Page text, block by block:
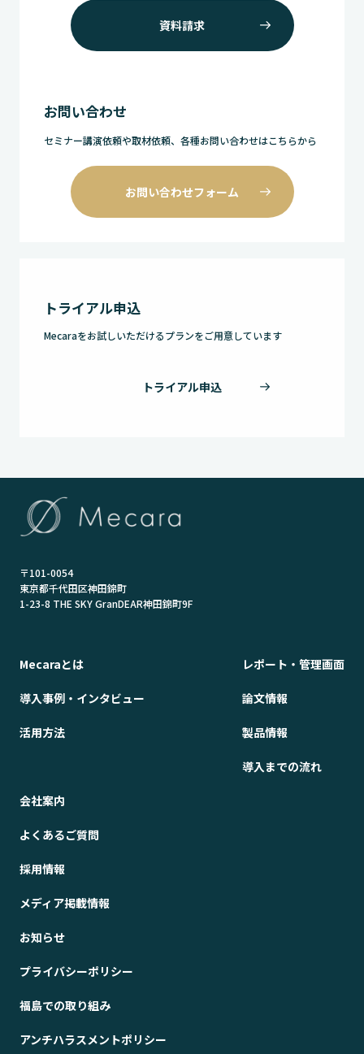
資料請求
お問い合わせ
セミナー講演依頼や取材依頼、各種お問い合わせはこちらから
お問い合わせフォーム
トライアル申込
Mecaraをお試しいただけるプランをご用意しています
トライアル申込
〒101-0054
東京都千代田区神田錦町
1-23-8 THE SKY GranDEAR神田錦町9F
Mecaraとは
導入事例・インタビュー
活用方法
レポート・管理画面
論文情報
製品情報
導入までの流れ
会社案内
よくあるご質問
採用情報
メディア掲載情報
お知らせ
プライバシーポリシー
福島での取り組み
アンチハラスメントポリシー